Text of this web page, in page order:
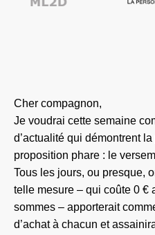
Cher compagnon,
Je voudrai cette semaine
d’actualité qui démontrent
proposition phare : le
Tous les jours, ou presque,
telle mesure – qui coûte 0 €
sommes – apporterait
d’achat à chacun et